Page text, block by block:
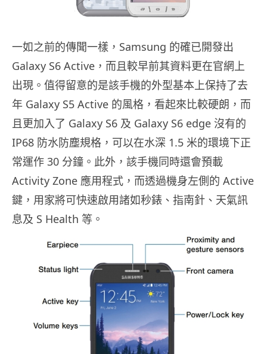
一如之前的傳聞一樣，Samsung 的確已開發出
Galaxy S6 Active，而且較早前其資料更在官網上
出現。值得留意的是該手機的外型基本上保持了去
年 Galaxy S5 Active 的風格，看起來比較硬朗，而
且更加入了 Galaxy S6 及 Galaxy S6 edge 沒有的
IP68 防水防塵規格，可以在水深 1.5 米的環境下正
常運作 30 分鐘。此外，該手機同時還會預載
Activity Zone 應用程式，而透過機身左側的 Active
鍵，用家將可快速啟用諸如秒錶、指南針、天氣訊
息及 S Health 等。